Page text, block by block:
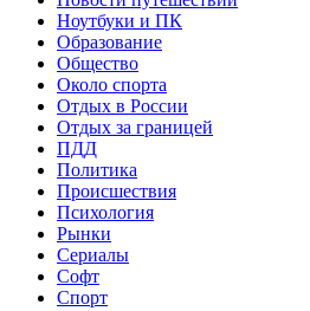
Ноутбуки и ПК
Образование
Общество
Около спорта
Отдых в России
Отдых за границей
ПДД
Политика
Происшествия
Психология
Рынки
Сериалы
Софт
Спорт